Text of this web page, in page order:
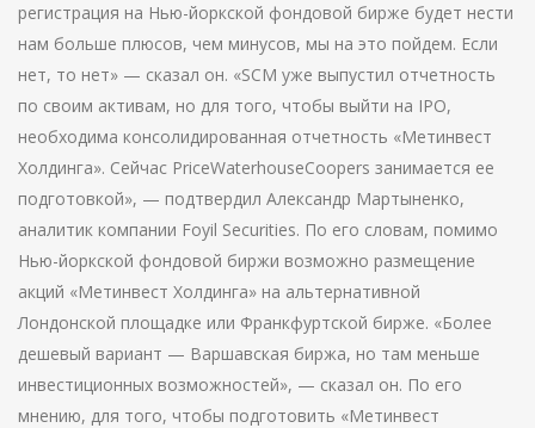
регистрация на Нью-йоркской фондовой бирже будет нести
нам больше плюсов, чем минусов, мы на это пойдем. Если
нет, то нет» — сказал он. «SСM уже выпустил отчетность
по своим активам, но для того, чтобы выйти на IPO,
необходима консолидированная отчетность «Метинвест
Холдинга». Сейчас PriceWaterhouseCoopers занимается ее
подготовкой», — подтвердил Александр Мартыненко,
аналитик компании Foyil Securities. По его словам, помимо
Нью-йоркской фондовой биржи возможно размещение
акций «Метинвест Холдинга» на альтернативной
Лондонской площадке или Франкфуртской бирже. «Более
дешевый вариант — Варшавская биржа, но там меньше
инвестиционных возможностей», — сказал он. По его
мнению, для того, чтобы подготовить «Метинвест